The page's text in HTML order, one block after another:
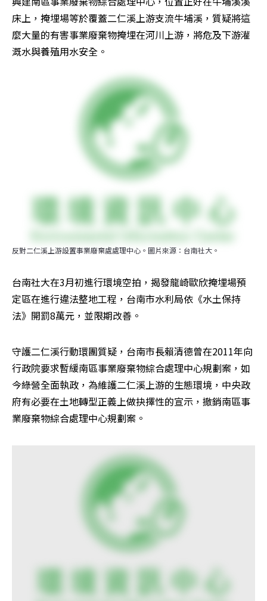
床上，掩埋場等於覆蓋二仁溪上游支流牛埔溪，質疑將這
麼大量的有害事業廢棄物掩埋在河川上游，將危及下游灌
溉水與養殖用水安全。
反對二仁溪上游設置事業廢棄處處理中心。圖片來源：台南社大。
台南社大在3月初進行環境空拍，揭發龍崎歐欣掩埋場預
定區在進行違法整地工程，台南市水利局依《水土保持
法》開罰8萬元，並限期改善。
守護二仁溪行動環團質疑，台南市長賴清德曾在2011年向
行政院要求暫緩南區事業廢棄物綜合處理中心規劃案，如
今綠營全面執政，為維護二仁溪上游的生態環境，中央政
府有必要在土地轉型正義上做抉擇性的宣示，撤銷南區事
業廢棄物綜合處理中心規劃案。